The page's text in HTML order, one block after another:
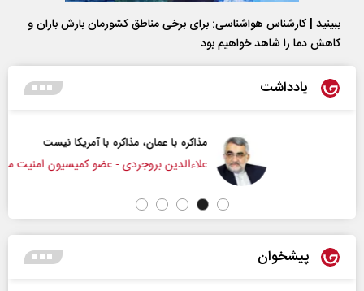
ببینید | کارشناس هواشناسی: برای برخی مناطق کشورمان بارش باران و
کاهش دما را شاهد خواهیم بود
یادداشت
مذاکره با عمان، مذاکره با آمریکا نیست
علاء‌الدین بروجردی - عضو کمیسیون امنیت ملی مجلس
پیشخوان